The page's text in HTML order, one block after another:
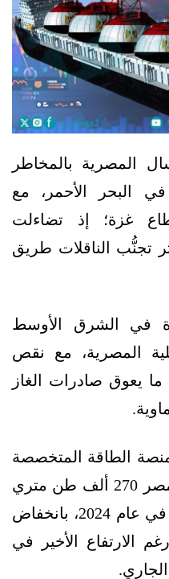
المصرية بالمخاطر
في البحر الأحمر، مع
غزة؛ إذ تضاءلت
تجنُّب الناقلات طريق
في الشرق الأوسط
المصرية، مع نقص
ما يعوق صادرات الغاز
الطاقة المتخصصة
(مقرّها واشنطن)، صدّرت مصر 270 ألف طن متري
حتى الآن في عام 2024، بانخفاض
الارتفاع الأخير في